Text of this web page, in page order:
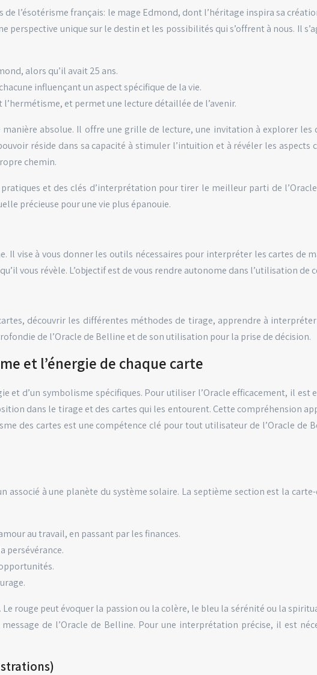
l’ésotérisme français: le mage Edmond, dont l’héritage inspira sa
perspective unique sur le destin et les possibilités qui s’offrent à nous. Il
alors qu’il avait 25 ans.
influençant un aspect spécifique de la vie.
et permet une lecture détaillée de l’avenir.
absolue. Il offre une grille de lecture, une invitation à explorer
réside dans sa capacité à stimuler l’intuition et à révéler les aspects
chemin.
et des clés d’interprétation pour tirer le meilleur parti de
précieuse pour une vie plus épanouie.
Il vise à vous donner les outils nécessaires pour interpréter les cartes de
vous révèle. L’objectif est de vous rendre autonome dans l’utilisation de
découvrir les différentes méthodes de tirage, apprendre à
de l’Oracle de Belline et de son utilisation pour la prise de décision.
et l’énergie de chaque carte
et d’un symbolisme spécifiques. Pour utiliser l’Oracle efficacement, il
dans le tirage et des cartes qui les entourent. Cette compréhension
des cartes est une compétence clé pour tout utilisateur de l’Oracle de
associé à une planète du système solaire. La septième section est la
au travail, en passant par les finances.
persévérance.
rouge peut évoquer la passion ou la colère, le bleu la sérénité ou la
de l’Oracle de Belline. Pour une interprétation précise, il est